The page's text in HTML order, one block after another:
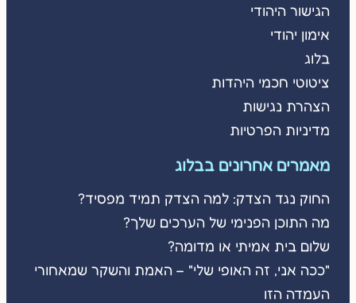
הגישור היהודי
אימון יהודי
בלוג
ציטוטי חכמי היהדות
הצהרת נגישות
מדיניות הפרטיות
מאמרים אחרונים בבלוג
החוק נגד הצדק: למה הצדק תמיד מפסיד?
מה התוכן הפנימי של הערכים שלך?
שלום בית אמיתי או מדומה?
"ככה אני, זה האופי שלי" – האמת והשקר שמאחורי
העמדה הזו